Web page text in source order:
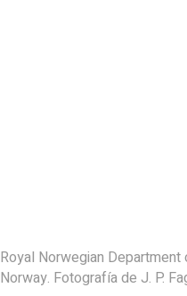
Royal Norwegian
Norway. Fotografía de J. P.